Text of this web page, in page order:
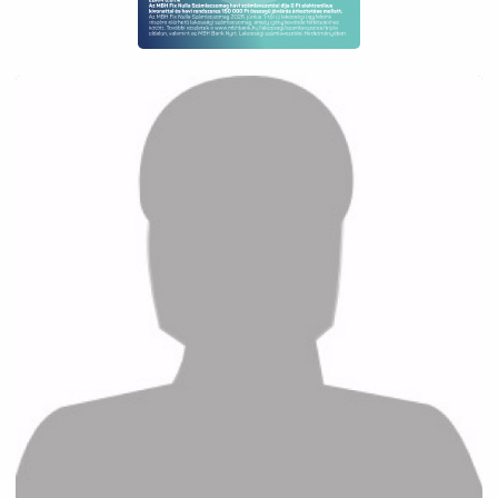
és a nyugodt budai életformát keresők számára
is kiemelten vonzó legyen. A közelben óvodák,
lehetőségek egyaránt megtalálhatók.
Ez az ingatlan kiváló lehetőség azok számára,
panorámával rendelkező otthont keresnek
Otthon a természet közelében, a budai
hegyvidék egyik legkedveltebb lakóparkjában.
További információért és megtekintési
időpontért keressen bizalommal!
---